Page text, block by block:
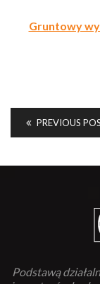
Gruntowy
PREVIOUS
Podstawą